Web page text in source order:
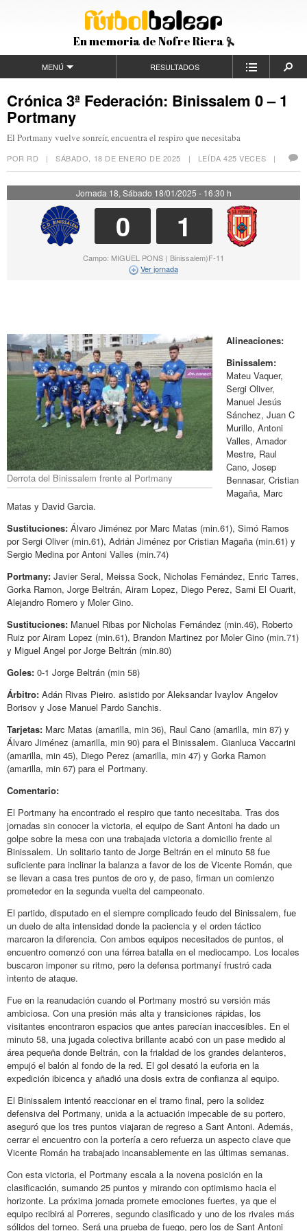
En memoria de Nofre Riera
MENÚ RESULTADOS
Crónica 3ª Federación: Binissalem 0 – 1
Portmany
El Portmany vuelve sonreír, encuentra el respiro que necesitaba
POR RD |SÁBADO, 18 DE ENERO DE 2025 | LEÍDA 425 VECES |
Jornada 18, Sábado 18/01/2025 - 16:30 h
0 1
Campo: MIGUEL PONS ( Binissalem)F-11
Ver jornada
Derrota del Binissalem frente al Portmany
Alineaciones:
Binissalem:
Mateu Vaquer,
Sergi Oliver,
Manuel Jesús
Sánchez, Juan C
Murillo, Antoni
Valles, Amador
Mestre, Raul
Cano, Josep
Bennasar, Cristian
Magaña, Marc
Matas y David Garcia.
Sustituciones: Álvaro Jiménez por Marc Matas (min.61), Simó Ramos
por Sergi Oliver (min.61), Adrián Jiménez por Cristian Magaña (min.61) y
Sergio Medina por Antoni Valles (min.74)
Portmany: Javier Seral, Meissa Sock, Nicholas Fernández, Enric Tarres,
Gorka Ramon, Jorge Beltrán, Airam Lopez, Diego Perez, Sami El Ouarit,
Alejandro Romero y Moler Gino.
Sustituciones: Manuel Ribas por Nicholas Fernández (min.46), Roberto
Ruiz por Airam Lopez (min.61), Brandon Martinez por Moler Gino (min.71)
y Miguel Angel por Jorge Beltrán (min.80)
Goles: 0-1 Jorge Beltrán (min 58)
Árbitro: Adán Rivas Pieiro. asistido por Aleksandar Ivaylov Angelov
Borisov y Jose Manuel Pardo Sanchis.
Tarjetas: Marc Matas (amarilla, min 36), Raul Cano (amarilla, min 87) y
Álvaro Jiménez (amarilla, min 90) para el Binissalem. Gianluca Vaccarini
(amarilla, min 45), Diego Perez (amarilla, min 47) y Gorka Ramon
(amarilla, min 67) para el Portmany.
Comentario:
El Portmany ha encontrado el respiro que tanto necesitaba. Tras dos
jornadas sin conocer la victoria, el equipo de Sant Antoni ha dado un
golpe sobre la mesa con una trabajada victoria a domicilio frente al
Binissalem. Un solitario tanto de Jorge Beltrán en el minuto 58 fue
suficiente para inclinar la balanza a favor de los de Vicente Román, que
se llevan a casa tres puntos de oro y, de paso, firman un comienzo
prometedor en la segunda vuelta del campeonato.
El partido, disputado en el siempre complicado feudo del Binissalem, fue
un duelo de alta intensidad donde la paciencia y el orden táctico
marcaron la diferencia. Con ambos equipos necesitados de puntos, el
encuentro comenzó con una férrea batalla en el mediocampo. Los locales
buscaron imponer su ritmo, pero la defensa portmanyí frustró cada
intento de ataque.
Fue en la reanudación cuando el Portmany mostró su versión más
ambiciosa. Con una presión más alta y transiciones rápidas, los
visitantes encontraron espacios que antes parecían inaccesibles. En el
minuto 58, una jugada colectiva brillante acabó con un pase medido al
área pequeña donde Beltrán, con la frialdad de los grandes delanteros,
empujó el balón al fondo de la red. El gol desató la euforia en la
expedición ibicenca y añadió una dosis extra de confianza al equipo.
El Binissalem intentó reaccionar en el tramo final, pero la solidez
defensiva del Portmany, unida a la actuación impecable de su portero,
aseguró que los tres puntos viajaran de regreso a Sant Antoni. Además,
cerrar el encuentro con la portería a cero refuerza un aspecto clave que
Vicente Román ha trabajado incansablemente en las últimas semanas.
Con esta victoria, el Portmany escala a la novena posición en la
clasificación, sumando 25 puntos y mirando con optimismo hacia el
horizonte. La próxima jornada promete emociones fuertes, ya que el
equipo recibirá al Porreres, segundo clasificado y uno de los rivales más
sólidos del torneo. Será una prueba de fuego, pero los de Sant Antoni